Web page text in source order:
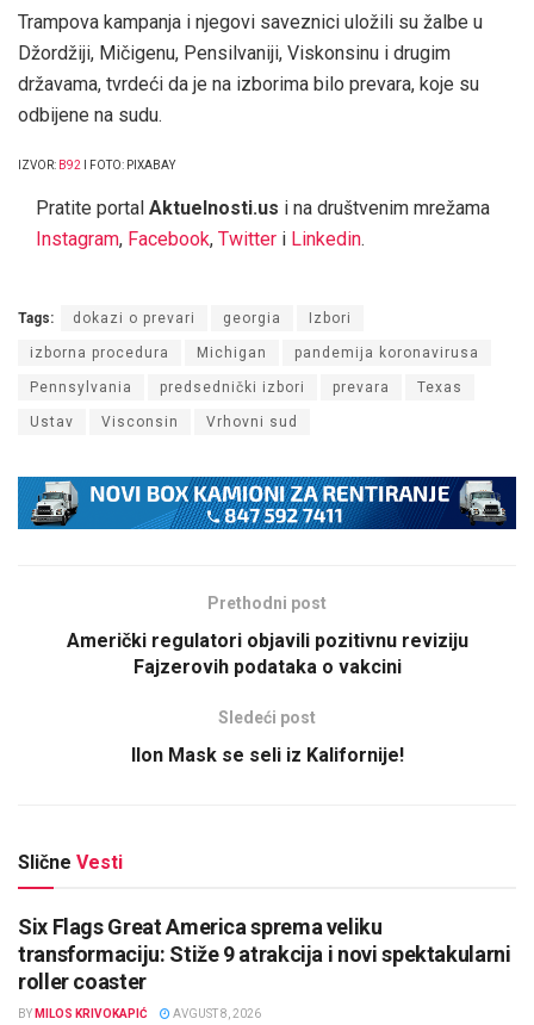
Trampova kampanja i njegovi saveznici uložili su žalbe u
Džordžiji, Mičigenu, Pensilvaniji, Viskonsinu i drugim
državama, tvrdeći da je na izborima bilo prevara, koje su
odbijene na sudu.
IZVOR: B92 I FOTO: PIXABAY
Pratite portal Aktuelnosti.us i na društvenim mrežama
Instagram, Facebook, Twitter i Linkedin.
Tags: dokazi o prevari georgia Izbori
izborna procedura Michigan pandemija koronavirusa
Pennsylvania predsednički izbori prevara Texas
Ustav Visconsin Vrhovni sud
Prethodni post
Američki regulatori objavili pozitivnu reviziju
Fajzerovih podataka o vakcini
Sledeći post
Ilon Mask se seli iz Kalifornije!
Slične Vesti
Six Flags Great America sprema veliku
transformaciju: Stiže 9 atrakcija i novi spektakularni
roller coaster
BY MILOS KRIVOKAPIĆ AVGUST 8, 2026